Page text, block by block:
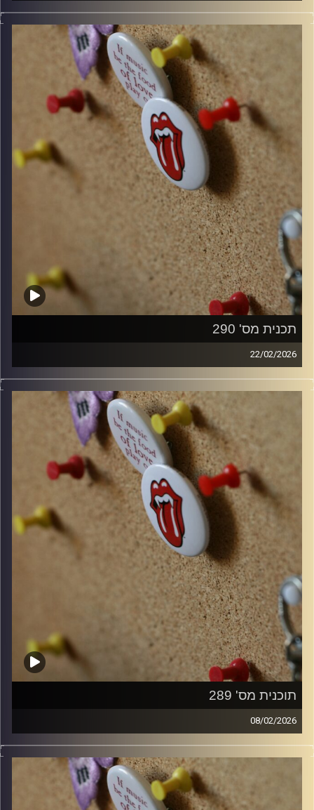
קלאסיקות רוק עם אורן הוף.
włodi
תכנית מס' 290
22/02/2026
קלאסיקות רוק עם אורן הוף.
włodi
תוכנית מס' 289
08/02/2026
קלאסיקות רוק עם אורן הוף.
włodi